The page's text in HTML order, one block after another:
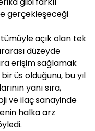
gerçekleşeceği
açık olan tek
düzeyde
erişim sağlamak
üs olduğunu, bu yıl
yanı sıra,
ve ilaç sanayinde
halka arz